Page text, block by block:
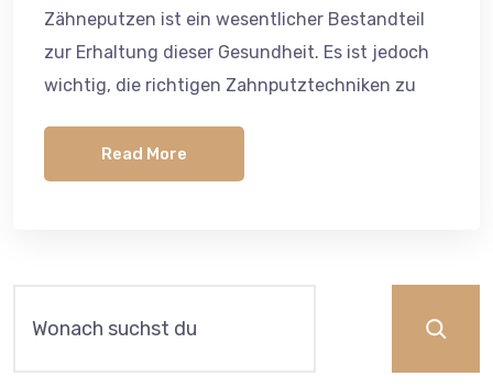
Zähneputzen ist ein wesentlicher Bestandteil
zur Erhaltung dieser Gesundheit. Es ist jedoch
wichtig, die richtigen Zahnputztechniken zu
Read More